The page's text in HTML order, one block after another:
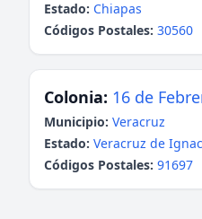
Estado: Chiapas
Códigos Postales: 30560
Colonia: 16 de
Municipio: Veracruz
Estado: Veracruz de
Códigos Postales: 91697